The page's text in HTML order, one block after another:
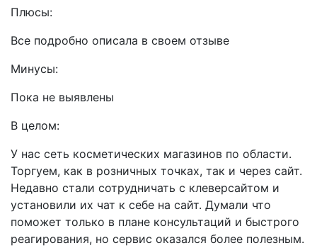
Плюсы:
Все подробно описала в своем отзыве
Минусы:
Пока не выявлены
В целом:
У нас сеть косметических магазинов по области.
Торгуем, как в розничных точках, так и через сайт.
Недавно стали сотрудничать с клеверсайтом и
установили их чат к себе на сайт. Думали что
поможет только в плане консультаций и быстрого
реагирования, но сервис оказался более полезным.